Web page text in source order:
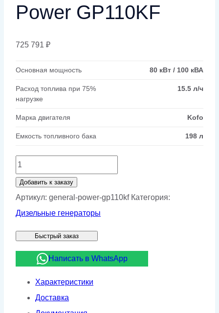
Power GP110KF
725 791 ₽
Основная мощность 80 кВт / 100 кВА
Расход топлива при 75%
нагрузке
15.5 л/ч
Марка двигателя Kofo
Емкость топливного бака 198 л
Количество
товара
Дизельный
генератор
Power
GP110KF
Добавить к заказу
Артикул: general-power-gp110kf Категория:
Дизельные генераторы
Быстрый заказ
Написать в WhatsApp
Характеристики
Доставка